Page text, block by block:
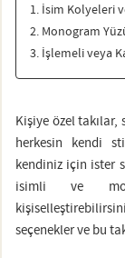
1. İsim Kolyeleri
2. Monogram
3. İşlemeli veya
Kişiye özel
herkesin kendi
kendiniz için ister
isimli ve
seçenekler ve bu